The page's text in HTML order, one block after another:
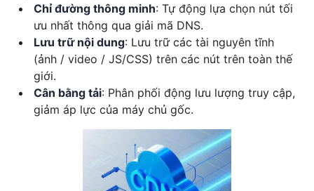
Chỉ đường thông minh: Tự động lựa chọn nút tối
ưu nhất thông qua giải mã DNS.
Lưu trữ nội dung: Lưu trữ các tài nguyên tĩnh
(ảnh / video / JS/CSS) trên các nút trên toàn thế
giới.
Cân bằng tải: Phân phối động lưu lượng truy cập,
giảm áp lực của máy chủ gốc.